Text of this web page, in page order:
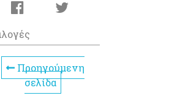
Προηγούμενη
σελίδα